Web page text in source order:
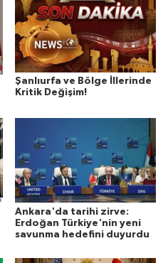
Şanlıurfa ve Bölge İllerinde
Kritik Değişim!
Ankara'da tarihi zirve:
Erdoğan Türkiye'nin yeni
savunma hedefini duyurdu